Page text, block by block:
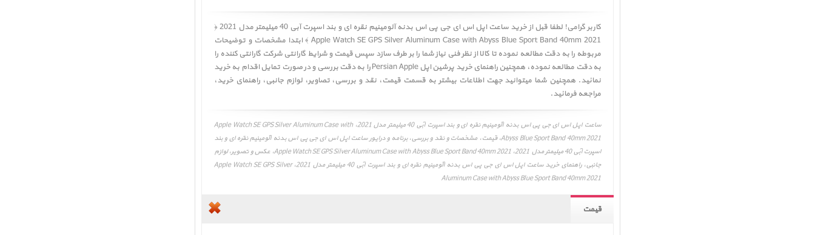
کاربر گرامی! لطفا قبل از خرید ساعت اپل اس ای جی پی اس بدنه آلومینیم نقره ای و بند اسپرت آبی 40 میلیمتر مدل 2021 ﴿
Apple Watch SE GPS Silver Aluminum Case with Abyss Blue Sport Band 40mm 2021 ﴾ ابتدا مشخصات و توضیحات
مربوطه را به دقت مطالعه نموده تا کالا از نظر فنی نیاز شما را بر طرف سازد سپس قیمت و شرایط گارانتی شرکت گارانتی کننده را
به دقت مطالعه نموده، همچنین راهنمای خرید پرشین اپل Persian Apple را به دقت بررسی و در صورت تمایل اقدام به خرید
نمائید. همچنین شما میتوانید جهت اطلاعات بیشتر به قسمت قیمت، نقد و بررسی،تصاویر،لوازم جانبی،راهنمای خرید،
مراجعه فرمائید.
ساعت اپل اس ای جی پی اس بدنه آلومینیم نقره ای و بند اسپرت آبی 40 میلیمتر مدل 2021، Apple Watch SE GPS Silver Aluminum Case with
Abyss Blue Sport Band 40mm 2021، قیمت، مشخصات و نقد و بررسی، برنامه و درایور ساعت اپل اس ای جی پی اس بدنه آلومینیم نقره ای و بند
اسپرت آبی 40 میلیمتر مدل 2021، Apple Watch SE GPS Silver Aluminum Case with Abyss Blue Sport Band 40mm 2021، عکس و تصویر، لوازم
جانبی، راهنمای خرید ساعت اپل اس ای جی پی اس بدنه آلومینیم نقره ای و بند اسپرت آبی 40 میلیمتر مدل 2021، Apple Watch SE GPS Silver
Aluminum Case with Abyss Blue Sport Band 40mm 2021
قیمت